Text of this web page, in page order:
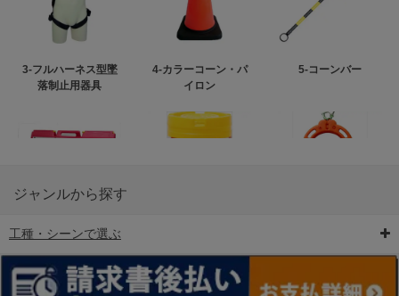
3-フルハーネス型墜
落制止用器具
4-カラーコーン・パ
イロン
5-コーンバー
6-矢印板/LED矢印板
ンス
ジャンルから探す
工種・シーンで選ぶ